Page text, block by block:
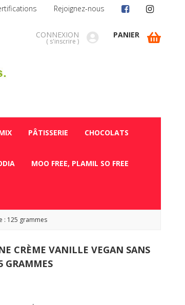
CONNEXION
( s'inscrire )
PANIER
PÂTISSERIE CHOCOLATS
MOO FREE, PLAMIL SO FREE
: 125 grammes
CRÈME VANILLE VEGAN SANS
GRAMMES
Rejoignez-nous